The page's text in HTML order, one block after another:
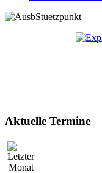
Aktuelle Termine